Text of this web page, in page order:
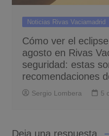
Noticias Rivas Vaciamadrid
Cómo ver el
agosto en Rivas
seguridad: estas
recomendaciones
Sergio Lombera 5
Deja una respuesta